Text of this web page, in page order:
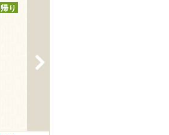
帰り